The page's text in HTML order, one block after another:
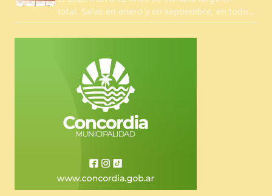
total. Salvo en enero y en septiembre, en todo…